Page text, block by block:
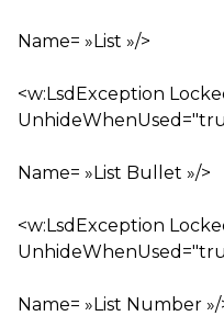
Name= »List »/>
<w:LsdException
Name= »List Bullet »/>
<w:LsdException
Name= »List Number »/